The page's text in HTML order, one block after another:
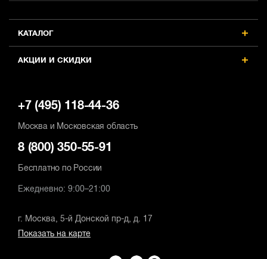
КАТАЛОГ
АКЦИИ И СКИДКИ
+7 (495) 118-44-36
Москва и Московская область
8 (800) 350-55-91
Бесплатно по России
Ежедневно: 9:00–21:00
г. Москва, 5-й Донской пр-д, д. 17
Показать на карте